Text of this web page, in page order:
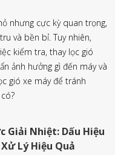
nhưng cực kỳ quan trọng,
và bền bỉ. Tuy nhiên,
kiểm tra, thay lọc gió
ảnh hưởng gì đến máy và
gió xe máy để tránh
Giải Nhiệt: Dấu Hiệu
Lý Hiệu Quả